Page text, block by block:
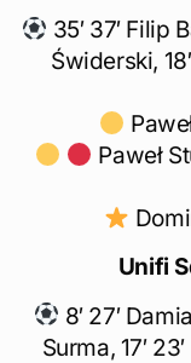
35′ 37′ Filip
Świderski,
Paweł
Unifi
8′ 27′
Surma, 17′